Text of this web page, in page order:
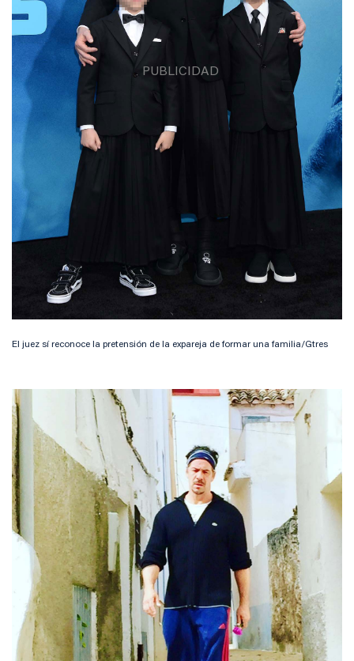
El juez sí reconoce la pretensión de la expareja de formar una familia/Gtres